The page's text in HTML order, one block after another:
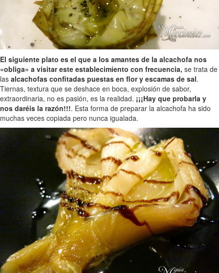
El siguiente plato es el que a los amantes de la alcachofa nos
«obliga» a visitar este establecimiento con frecuencia, se trata de
las alcachofas confitadas puestas en flor y escamas de sal.
Tiernas, textura que se deshace en boca, explosión de sabor,
extraordinaria, no es pasión, es la realidad. ¡¡¡Hay que probarla y
nos daréis la razón!!!. Esta forma de preparar la alcachofa ha sido
muchas veces copiada pero nunca igualada.